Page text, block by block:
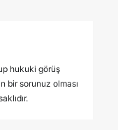
hukuki görüş
bir sorunuz olması